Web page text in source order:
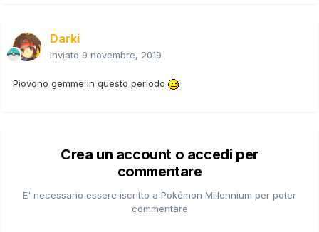
Darki
Inviato 9 novembre, 2019
Piovono gemme in questo periodo
Crea un account o accedi per
commentare
E' necessario essere iscritto a Pokémon Millennium per poter
commentare